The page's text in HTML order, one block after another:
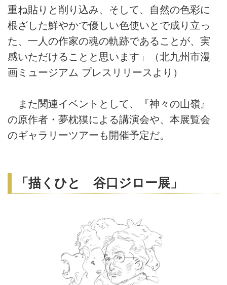
重ね貼りと削り込み、そして、自然の色彩に
根ざした鮮やかで優しい色使いとで成り立っ
た、一人の作家の魂の軌跡であることが、実
感いただけることと思います」（北九州市漫
画ミュージアム プレスリリースより）
また関連イベントとして、『神々の山嶺』
の原作者・夢枕獏による講演会や、本展覧会
のギャラリーツアーも開催予定だ。
「描くひと 谷口ジロー展」